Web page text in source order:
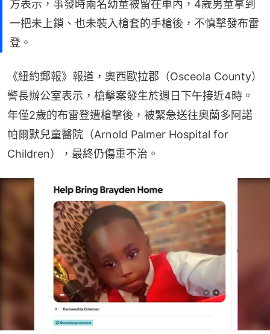
方表示，事發時兩名幼童被留在車內，4歲男童拿到
一把未上鎖、也未裝入槍套的手槍後，不慎擊發布雷
登。
《紐約郵報》報道，奧西歐拉郡（Osceola County）
警長辦公室表示，槍擊案發生於週日下午接近4時。
年僅2歲的布雷登遭槍擊後，被緊急送往奧蘭多阿諾
帕爾默兒童醫院（Arnold Palmer Hospital for
Children），最終仍傷重不治。